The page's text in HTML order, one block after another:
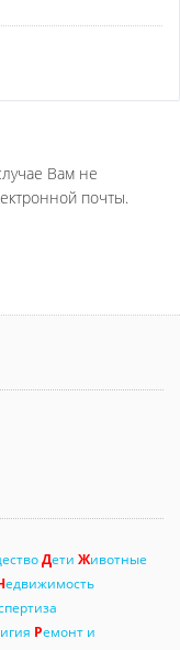
Вам не
почты.
Дети Животные
едвижимость
Ремонт и